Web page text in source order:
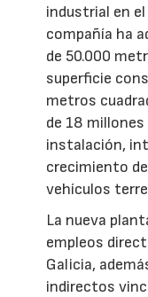
industrial en
compañía ha
de 50.000
superficie
metros
de 18
instalación,
crecimiento
vehículos
La nueva
empleos
Galicia,
indirectos